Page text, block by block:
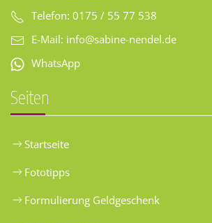
Telefon: 0175 / 55 77 538
E-Mail: info@sabine-nendel.de
WhatsApp
Seiten
Startseite
Fototipps
Formulierung Geldgeschenk